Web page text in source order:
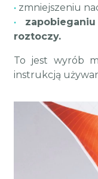
• zmniejszeniu
•
roztoczy.
To jest wyrób
instrukcją